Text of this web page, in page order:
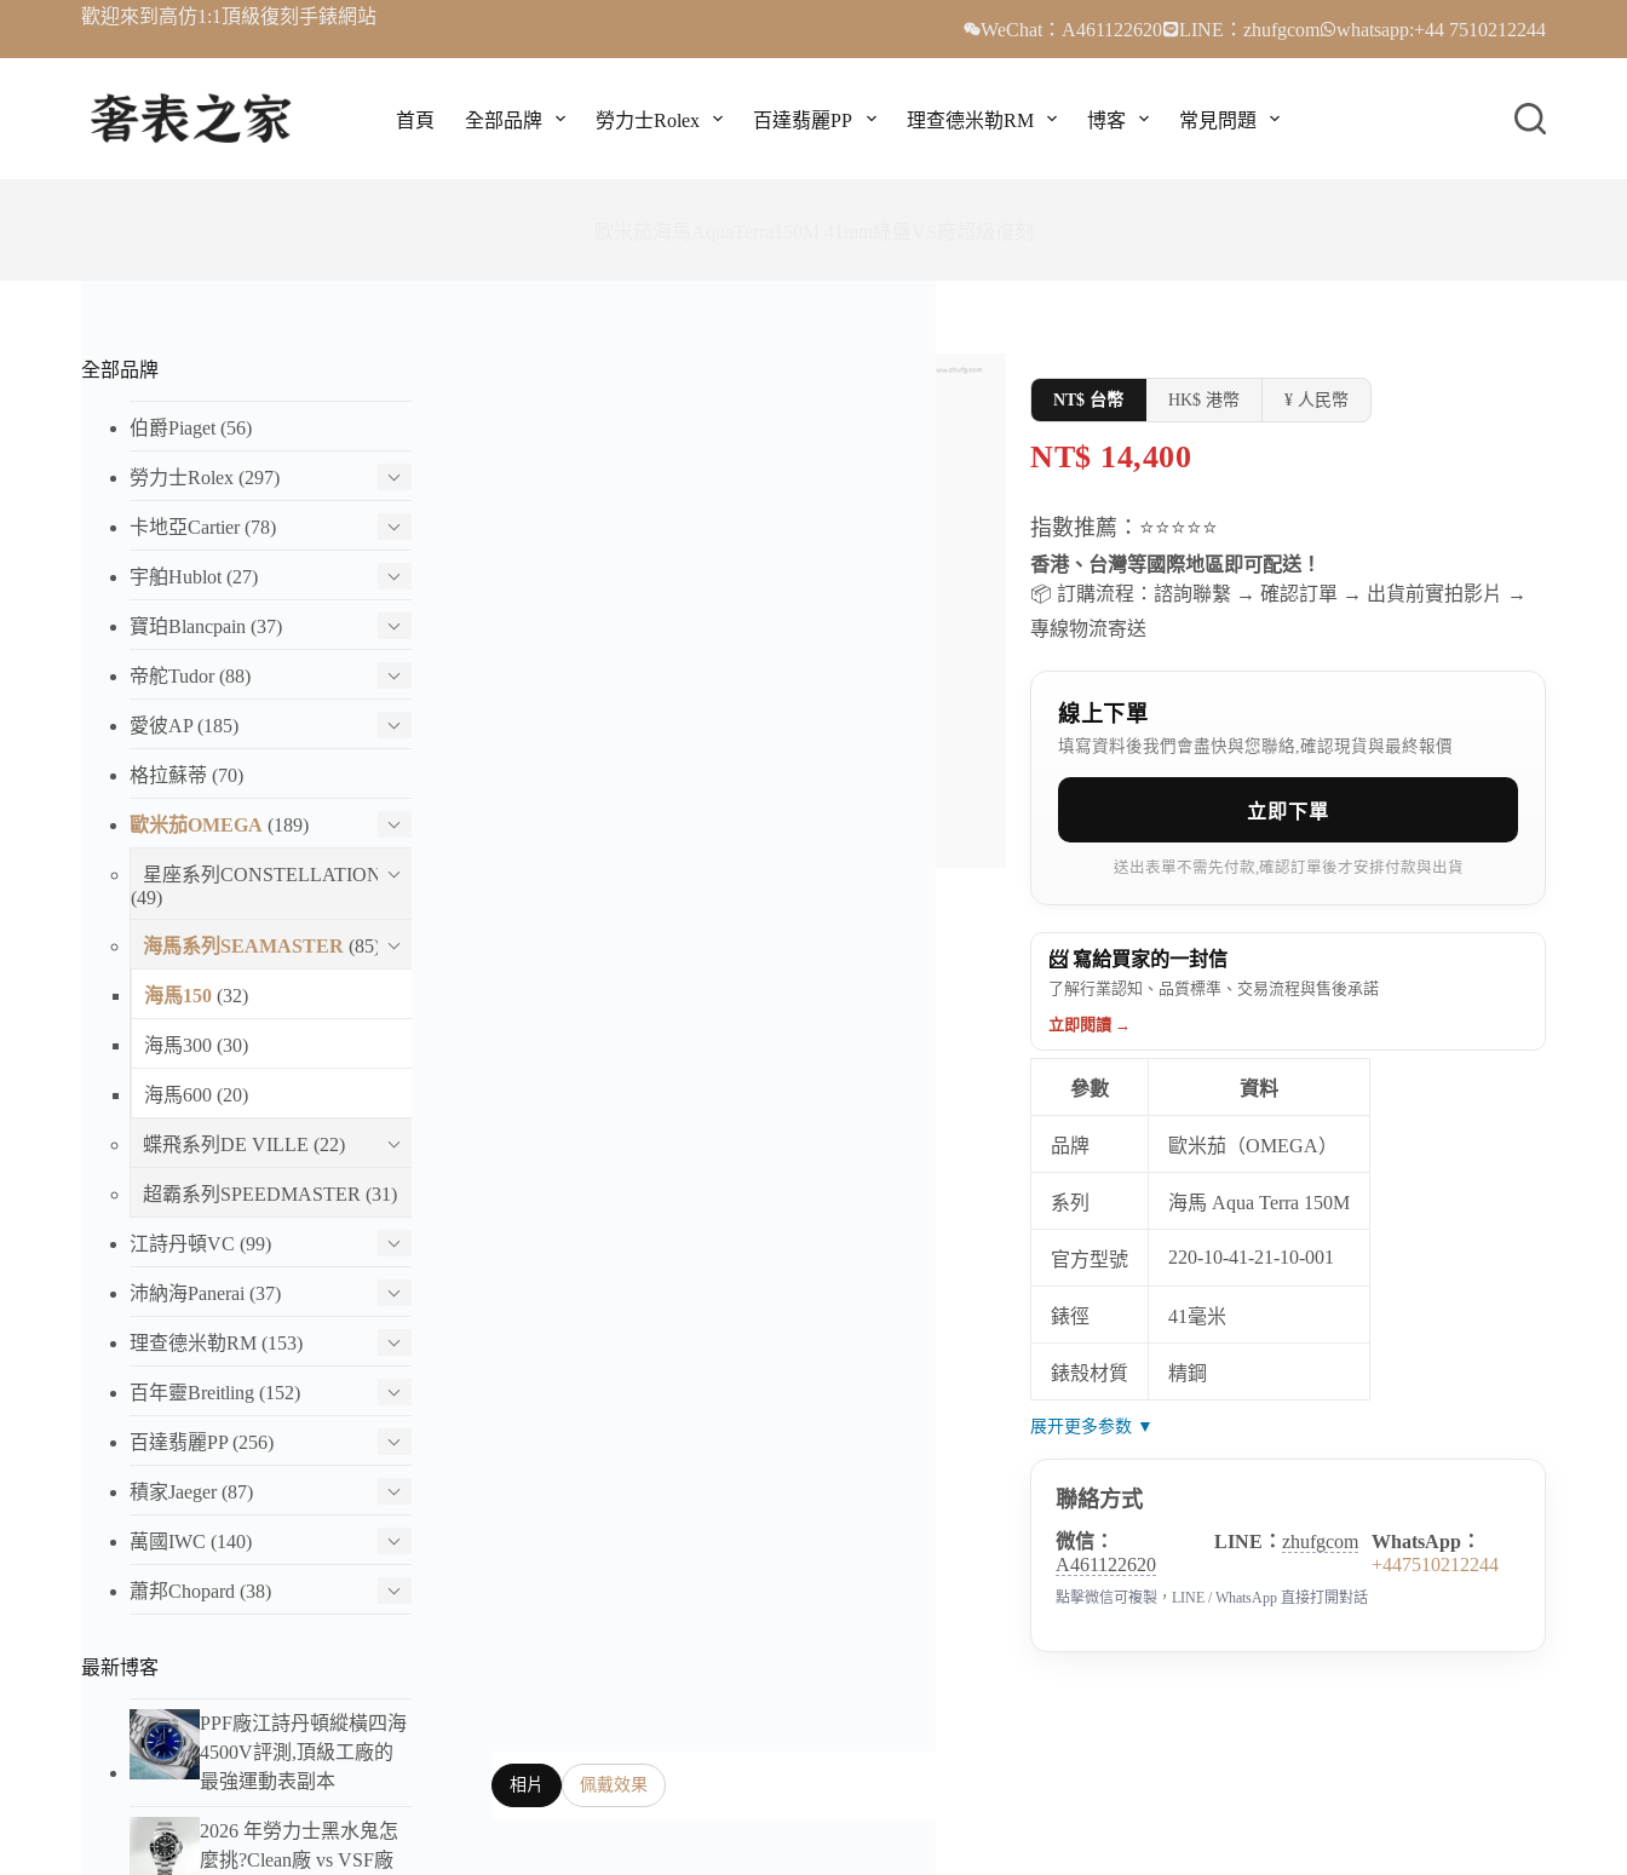
至
歡迎來到高仿1:1頂級復刻手錶網站
WeChat：A461122620 LINE：zhufgcom whatsapp:+44 7510212244
首頁 全部品牌 勞力士Rolex 百達翡麗PP 理查德米勒RM 博客 常見問題
NT$ 台幣 HK$ 港幣 ¥ 人民幣
NT$ 14,400
指數推薦：⭐⭐⭐⭐⭐
香港、台灣等國際地區即可配送！
📦 訂購流程：諮詢聯繫 → 確認訂單 → 出貨前實拍影片 →
專線物流寄送
線上下單
填寫資料後我們會盡快與您聯絡,確認現貨與最終報價
立即下單
送出表單不需先付款,確認訂單後才安排付款與出貨
📨 寫給買家的一封信
了解行業認知、品質標準、交易流程與售後承諾
立即閱讀 →
參數 資料
品牌 歐米茄（OMEGA）
系列 海馬 Aqua Terra 150M
官方型號 220-10-41-21-10-001
錶徑 41毫米
錶殼材質 精鋼
展开更多参数 ▼
聯絡方式
微信：
A461122620
LINE： zhufgcom
WhatsApp：
+447510212244
點擊微信可複製，LINE / WhatsApp 直接打開對話
相片 佩戴效果
全部品牌
伯爵Piaget (56)
勞力士Rolex (297)
卡地亞Cartier(78)
宇舶Hublot (27)
寶珀Blancpain (37)
帝舵Tudor(88)
愛彼AP(185)
格拉蘇蒂 (70)
歐米茄OMEGA (189)
星座系列CONSTELLATION
(49)
海馬系列SEAMASTER (85)
海馬150 (32)
海馬300 (30)
海馬600 (20)
蝶飛系列DE VILLE (22)
超霸系列SPEEDMASTER (31)
江詩丹頓VC (99)
沛納海Panerai (37)
理查德米勒RM (153)
百年靈Breitling (152)
百達翡麗PP(256)
積家Jaeger(87)
萬國IWC (140)
蕭邦Chopard (38)
最新博客
PPF廠江詩丹頓縱橫四海
4500V評測,頂級工廠的
最強運動表副本
2026 年勞力士黑水鬼怎
麼挑?Clean廠 vs VSF廠